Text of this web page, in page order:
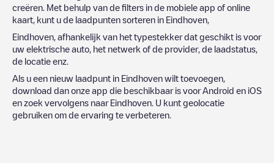
creëren. Met behulp van de filters in de mobiele app of online
kaart, kunt u de laadpunten sorteren in Eindhoven
Eindhoven , afhankelijk van het typestekker dat geschikt is voor
uw elektrische auto, het netwerk of de provider, de laadstatus,
de locatie enz.
Als u een nieuw laadpunt in Eindhoven wilt toevoegen,
download dan onze app die beschikbaar is voor Android en iOS
en zoek vervolgens naar Eindhoven . U kunt geolocatie
gebruiken om de ervaring te verbeteren.